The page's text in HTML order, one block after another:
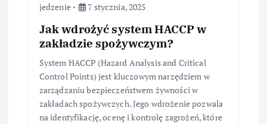
jedzenie 7 stycznia, 2025
Jak wdrożyć system HACCP w
zakładzie spożywczym?
System HACCP (Hazard Analysis and Critical
Control Points) jest kluczowym narzędziem w
zarządzaniu bezpieczeństwem żywności w
zakładach spożywczych. Jego wdrożenie pozwala
na identyfikację, ocenę i kontrolę zagrożeń, które